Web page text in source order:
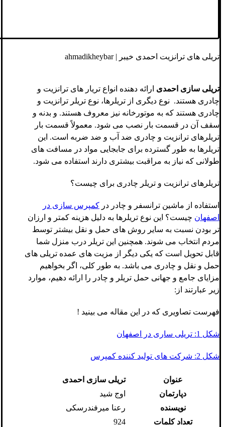
تریلی های ترانزیت احمدی خیبر | ahmadikheybar
تریلی سازی احمدی ارائه دهنده انواع تریار های ترانزیت و
چادری هستند. نوع دیگری از تریلرها، نوع تریلر ترانزیت و
چادری هستند که به موتورخانه نیز معروف هستند. و بدنه و
سقف آن در قسمت بار نصب می شود. معمولاً قسمت بار
تریلرهای ترانزیت و چادری ضد آب و ضد ضربه است. این
تریلرها به طور گسترده برای جابجایی مواد در مسافت های
طولانی که نیاز به مراقبت بیشتری دارند استفاده می شود.
تریلرهای ترانزیت و تریلر چادری برای چیست؟
استفاده از ماشین ترانسفر و چادر در کمپرس سازی در
اصفهان چیست؟ این نوع تریلرها به دلیل هزینه کمتر و ارزان
تر بودن نسبت به سایر روش های حمل و نقل بیشتر توسط
مردم انتخاب می شوند. همچنین این تریلر درب منزل شما
قابل تحویل است که یکی دیگر از مزیت های عمده تریلی های
حمل و نقل و چادری می باشد. به طور کلی، اگر بخواهیم
مزایای جامع و جهانی حمل تریلر و چادر را ارائه دهیم، موارد
زیر عبارتند از:
فهرست تصاویری که در این مقاله می بینید !
شکل 1: تریلی ساری در اصفهان
شکل 2: شرکت های تولید کننده کمپرس
عنوان
تریلی سازی احمدی
دپارتمان
اوج شید
نویسنده
رعنا میرفندرسکی
تعداد کلمات
924